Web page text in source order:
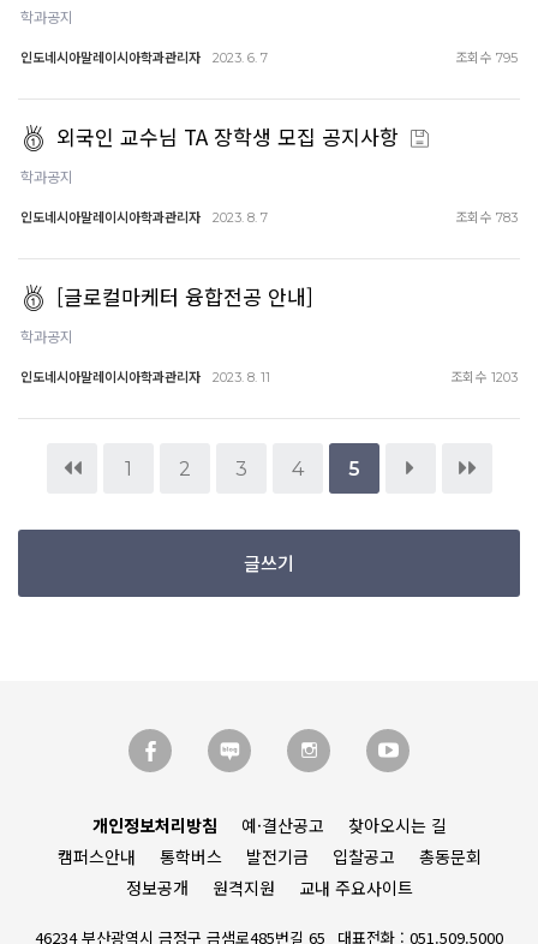
학과공지
인도네시아말레이시아학과관리자 2023. 6. 7 조회수 795
외국인 교수님 TA 장학생 모집 공지사항
학과공지
인도네시아말레이시아학과관리자 2023. 8. 7 조회수 783
[글로컬마케터 융합전공 안내]
학과공지
인도네시아말레이시아학과관리자 2023. 8. 11 조회수 1203
1 2 3 4 5
글쓰기
개인정보처리방침 예·결산공고
찾아오시는 길
캠퍼스안내
통학버스 발전기금 입찰공고
총동문회
정보공개
원격지원 교내 주요사이트
46234 부산광역시 금정구 금샘로485번길 65 대표전화 : 051.509.5000